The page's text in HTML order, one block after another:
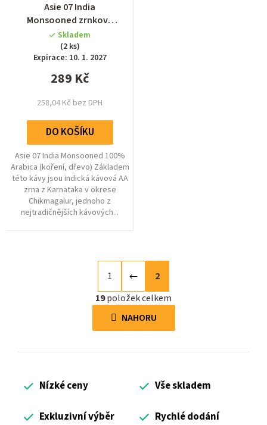
Asie 07 India
Monsooned zrnková
káva 300g
Skladem
(2 ks)
Expirace: 10. 1. 2027
258,04 Kč bez DPH
289 Kč
DO KOŠÍKU
Asie 07 India Monsooned 100%
Arabica (koření, dřevo) Základem
této kávy jsou indická kávová AA
zrna z Karnataka v okrese
Chikmagalur, jednoho z
nejtradičnějších kávových...
O
v
l
t
r
á
n
o
1
2
19položek celkem
NAHORU
Nízké ceny Vše skladem
Exkluzivní výběr Rychlé dodání